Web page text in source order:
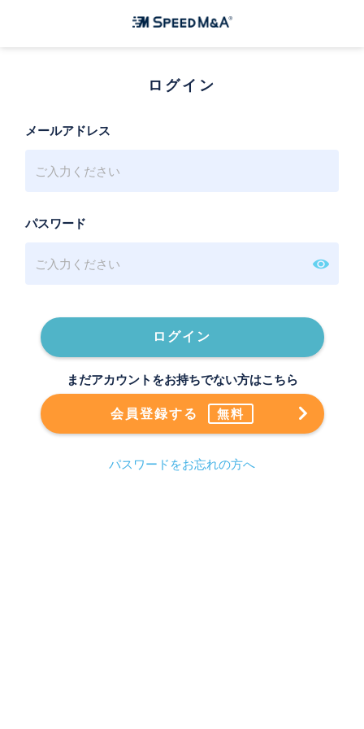
ログイン
メールアドレス
パスワード
ログイン
まだアカウントをお持ちでない方はこちら
会員登録する 無料
パスワードをお忘れの方へ